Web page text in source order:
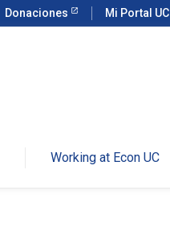
Donaciones Mi Portal UC
Working at Econ UC